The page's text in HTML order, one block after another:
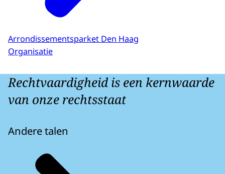
Arrondissementsparket Den Haag
Organisatie
Rechtvaardigheid is een kernwaarde
van onze rechtsstaat
Andere talen